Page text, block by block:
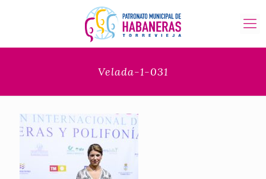
Velada-1-031